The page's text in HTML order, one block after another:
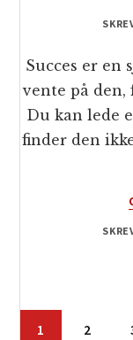
Succes er en
vente på den,
Du kan lede
finder den
Side
1 Side
2